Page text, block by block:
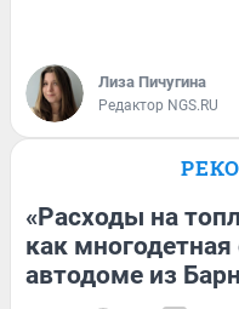
Лиза Пичугина
Редактор NGS.RU
«Расходы на
как
автодоме из